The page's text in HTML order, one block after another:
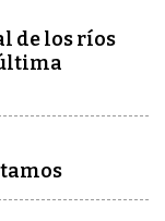
de los ríos